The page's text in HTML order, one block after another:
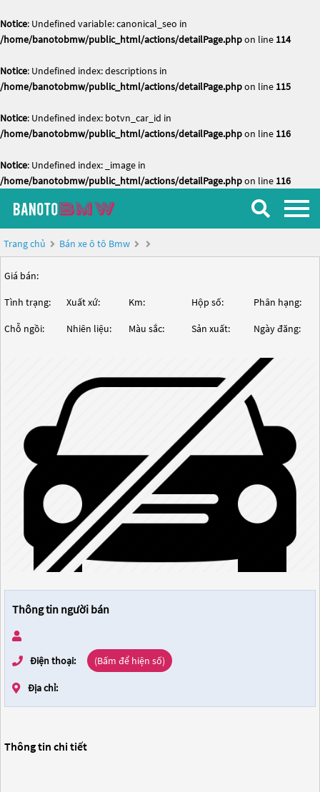
Notice: Undefined variable: canonical_seo in
/home/banotobmw/public_html/actions/detailPage.phpon line 114
Notice: Undefined index: descriptions in
/home/banotobmw/public_html/actions/detailPage.phpon line 115
Notice: Undefined index: botvn_car_id in
/home/banotobmw/public_html/actions/detailPage.phpon line 116
Notice: Undefined index: _image in
/home/banotobmw/public_html/actions/detailPage.phpon line 116
Trang chủ Bán xe ô tô Bmw
Giá bán:
Tình trạng: Xuất xứ: Km: Hộp số: Phân hạng:
Chỗ ngồi: Nhiên liệu: Màu sắc: Sản xuất: Ngày đăng:
Thông tin người bán
Điện thoại: (Bấm để hiện số)
Địa chỉ:
Thông tin chi tiết